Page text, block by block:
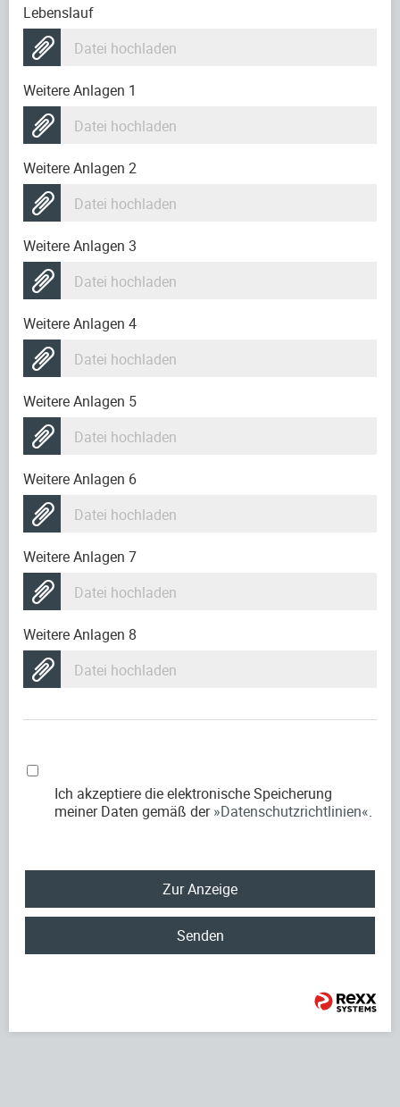
Lebenslauf
Datei hochladen
Weitere Anlagen 1
Datei hochladen
Weitere Anlagen 2
Datei hochladen
Weitere Anlagen 3
Datei hochladen
Weitere Anlagen 4
Datei hochladen
Weitere Anlagen 5
Datei hochladen
Weitere Anlagen 6
Datei hochladen
Weitere Anlagen 7
Datei hochladen
Weitere Anlagen 8
Datei hochladen
Ich akzeptiere die elektronische Speicherung
meiner Daten gemäß der Datenschutzrichtlinien .
Zur Anzeige
Senden